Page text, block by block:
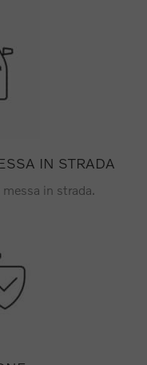
IN STRADA
in strada.